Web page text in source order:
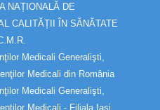
NAȚIONALĂ DE
CALITĂȚII ÎN SĂNĂTATE
Medicali Generalişti,
Medicali din România
Medicali Generalişti,
Medicali - Filiala Iași